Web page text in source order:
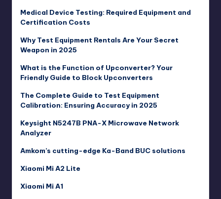
Medical Device Testing: Required Equipment and
Certification Costs
Why Test Equipment Rentals Are Your Secret
Weapon in 2025
What is the Function of Upconverter? Your
Friendly Guide to Block Upconverters
The Complete Guide to Test Equipment
Calibration: Ensuring Accuracy in 2025
Keysight N5247B PNA-X Microwave Network
Analyzer
Amkom’s cutting-edge Ka-Band BUC solutions
Xiaomi Mi A2 Lite
Xiaomi Mi A1